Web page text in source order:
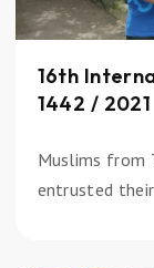
16th
1442 / 2021
Muslims from
entrusted